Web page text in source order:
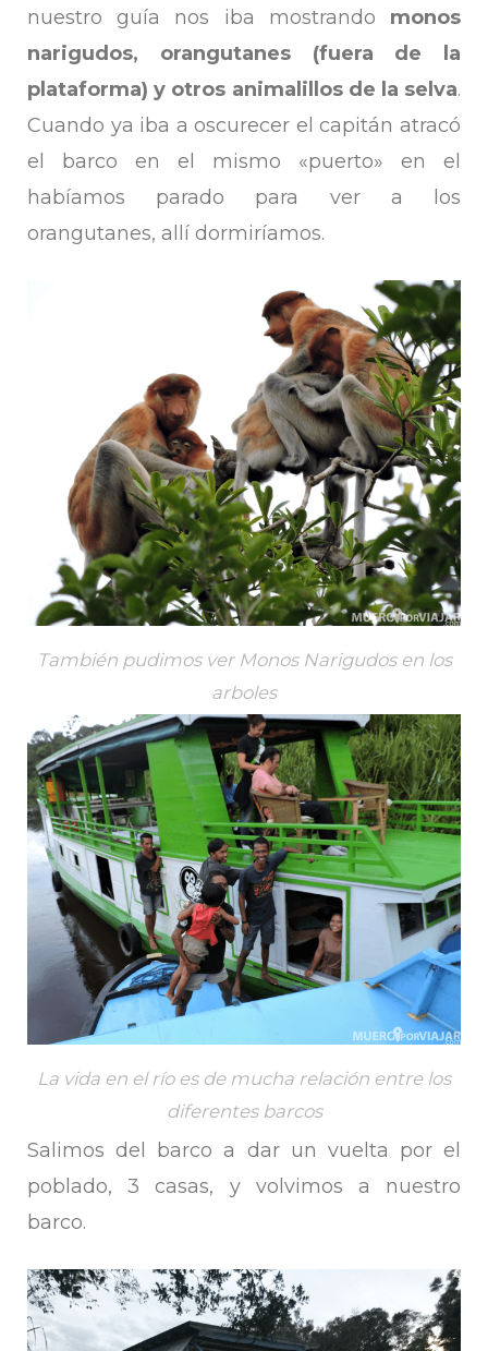
nuestro guía nos iba mostrando monos
narigudos, orangutanes (fuera de la
plataforma) y otros animalillos de la selva.
Cuando ya iba a oscurecer el capitán atracó
el barco en el mismo «puerto» en el
habíamos parado para ver a los
orangutanes, allí dormiríamos.
También pudimos ver Monos Narigudos en los
arboles
La vida en el río es de mucha relación entre los
diferentes barcos
Salimos del barco a dar un vuelta por el
poblado, 3 casas, y volvimos a nuestro
barco.